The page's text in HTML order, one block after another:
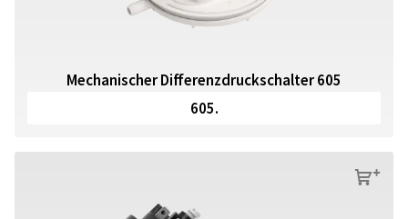
Mechanischer Differenzdruckschalter 605
605.
s